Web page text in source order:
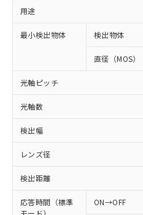
用途
最小検出物体 検出物体
直径（MOS）
光軸ピッチ
光軸数
検出幅
レンズ径
検出距離
応答時間（標準
モード）
ON→OFF